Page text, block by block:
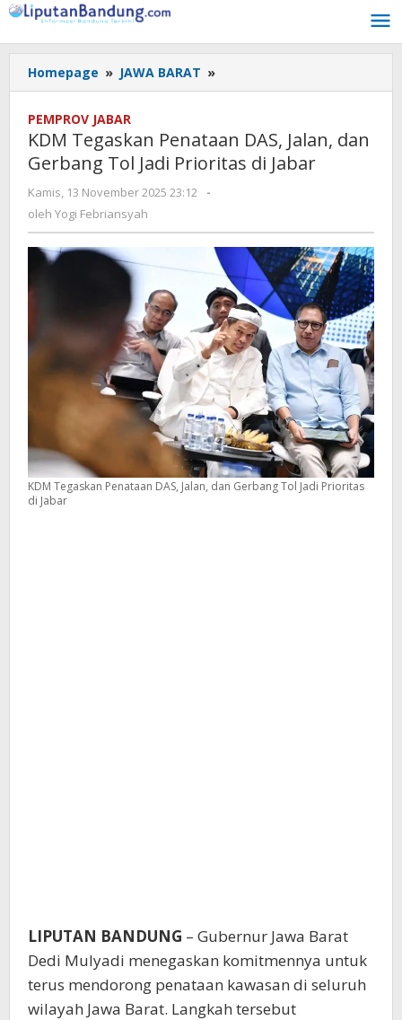
Lewati
konten
Homepage » JAWA BARAT »
Tegaskan
Jalan,
dan
di
Jabar
PEMPROV JABAR
KDM Tegaskan Penataan DAS, Jalan, dan
Gerbang Tol Jadi Prioritas di Jabar
Kamis, 13 November 2025 23:12
oleh
-
oleh Yogi Febriansyah
KDM Tegaskan Penataan DAS, Jalan, dan Gerbang Tol Jadi Prioritas
di Jabar
LIPUTAN BANDUNG – Gubernur Jawa Barat
Dedi Mulyadi menegaskan komitmennya untuk
terus mendorong penataan kawasan di seluruh
wilayah Jawa Barat. Langkah tersebut